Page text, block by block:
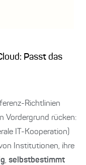
Passt das
Richtlinien
Vordergrund rücken:
IT-Kooperation)
Institutionen, ihre
, selbstbestimmt